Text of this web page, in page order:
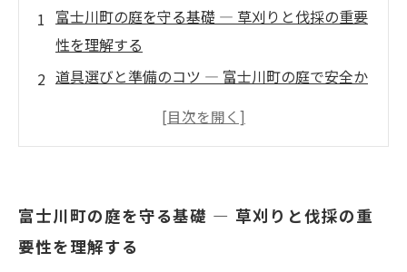
富士川町の庭を守る基礎 — 草刈りと伐採の重要
性を理解する
道具選びと準備のコツ — 富士川町の庭で安全か
つ効果的に作業を行うために
草刈り・伐採のポイント
継続管理で築く美しい庭 — 富士川町の草刈り・
富士川町の庭を守る基礎 — 草刈りと伐採の重
要性を理解する